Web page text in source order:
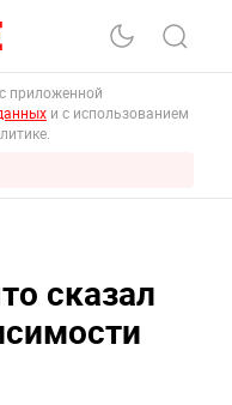
приложенной
и с использованием
сказал